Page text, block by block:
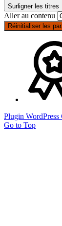
Surligner les titres
Aller au contenu
Réinitialiser les
Plugin
Go to Top